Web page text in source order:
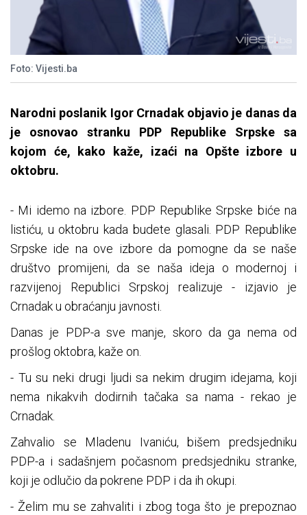
Foto: Vijesti.ba
Narodni poslanik Igor Crnadak objavio je danas da
je osnovao stranku PDP Republike Srpske sa
kojom će, kako kaže, izaći na Opšte izbore u
oktobru.
- Mi idemo na izbore. PDP Republike Srpske biće na
listiću, u oktobru kada budete glasali. PDP Republike
Srpske ide na ove izbore da pomogne da se naše
društvo promijeni, da se naša ideja o modernoj i
razvijenoj Republici Srpskoj realizuje - izjavio je
Crnadak u obraćanju javnosti.
Danas je PDP-a sve manje, skoro da ga nema od
prošlog oktobra, kaže on.
- Tu su neki drugi ljudi sa nekim drugim idejama, koji
nema nikakvih dodirnih tačaka sa nama - rekao je
Crnadak.
Zahvalio se Mladenu Ivaniću, bišem predsjedniku
PDP-a i sadašnjem počasnom predsjedniku stranke,
koji je odlučio da pokrene PDP i da ih okupi.
- Želim mu se zahvaliti i zbog toga što je prepoznao